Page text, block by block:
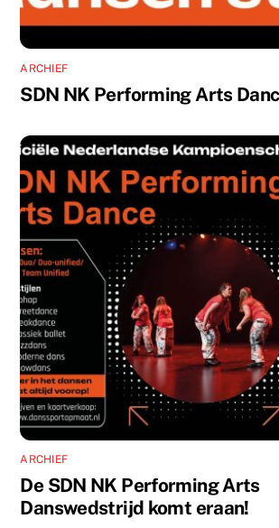
ARCHIEF
SDN NK Performing Arts
ARCHIEF
De SDN NK Performing Arts
Danswedstrijd komt eraan!